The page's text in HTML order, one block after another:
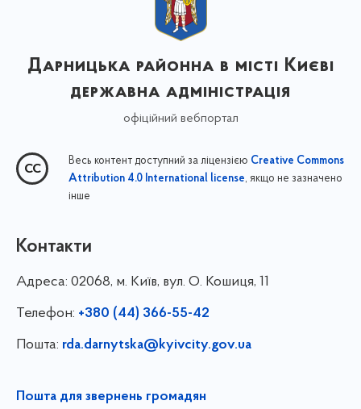
Дарницька районна в місті Києві
державна адміністрація
офіційний вебпортал
Весь контент доступний за ліцензією Creative Commons
Attribution 4.0 International license, якщо не зазначено
інше
Контакти
Адреса: 02068, м. Київ, вул. О. Кошиця, 11
Телефон: +380 (44) 366-55-42
Пошта: rda.darnytska@kyivcity.gov.ua
Пошта для звернень громадян